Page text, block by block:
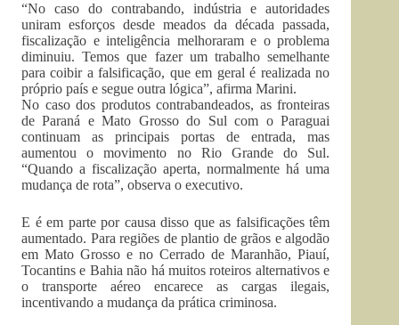
“No caso do contrabando, indústria e autoridades
uniram esforços desde meados da década passada,
fiscalização e inteligência melhoraram e o problema
diminuiu. Temos que fazer um trabalho semelhante
para coibir a falsificação, que em geral é realizada no
próprio país e segue outra lógica”, afirma Marini.
No caso dos produtos contrabandeados, as fronteiras
de Paraná e Mato Grosso do Sul com o Paraguai
continuam as principais portas de entrada, mas
aumentou o movimento no Rio Grande do Sul.
“Quando a fiscalização aperta, normalmente há uma
mudança de rota”, observa o executivo.
E é em parte por causa disso que as falsificações têm
aumentado. Para regiões de plantio de grãos e algodão
em Mato Grosso e no Cerrado de Maranhão, Piauí,
Tocantins e Bahia não há muitos roteiros alternativos e
o transporte aéreo encarece as cargas ilegais,
incentivando a mudança da prática criminosa.